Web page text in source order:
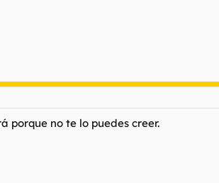
porque no te lo puedes creer.